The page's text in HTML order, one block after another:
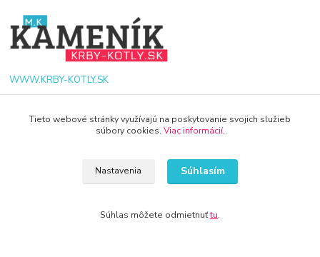
WWW.KRBY-KOTLY.SK
Tieto webové stránky využívajú na poskytovanie svojich služieb
súbory cookies. Viac informácií.
Nastavenia Súhlasím
Súhlas môžete odmietnuťtu.